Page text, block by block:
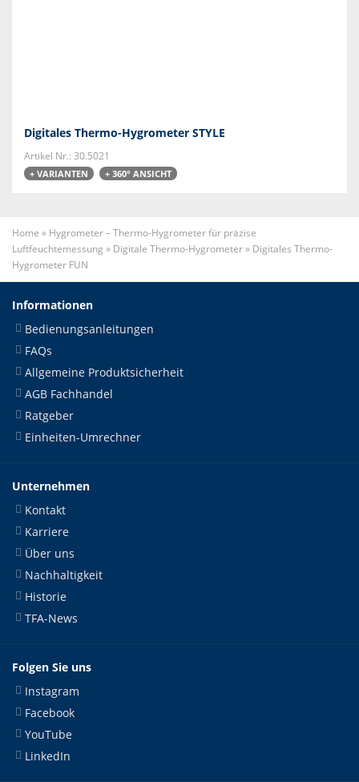
Digitales Thermo-Hygrometer STYLE
Artikel Nr.: 30.5021
+ VARIANTEN + 360° ANSICHT
Home » Hygrometer – Thermo-Hygrometer für präzise
Luftfeuchtemessung » Digitale Thermo-Hygrometer» Digitales Thermo-
Hygrometer FUN
Informationen
Bedienungsanleitungen
FAQs
Allgemeine Produktsicherheit
AGB Fachhandel
Ratgeber
Einheiten-Umrechner
Unternehmen
Kontakt
Karriere
Über uns
Nachhaltigkeit
Historie
TFA-News
Folgen Sie uns
Instagram
Facebook
YouTube
LinkedIn